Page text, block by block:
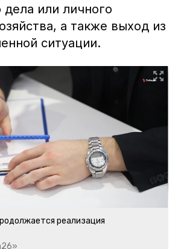
дела или личного
а также выход из
ситуации.
реализация